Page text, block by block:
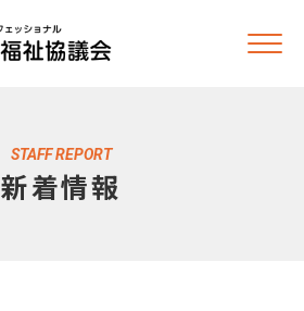
STAFF REPORT
新着情報